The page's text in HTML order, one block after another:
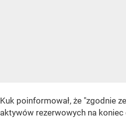
Kuk poinformował, że "zgodnie
aktywów rezerwowych na